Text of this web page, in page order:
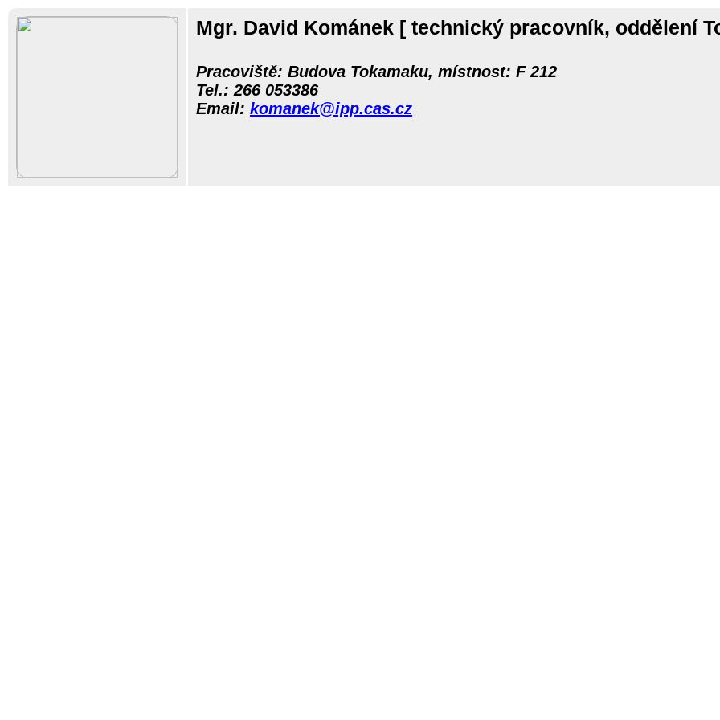
Mgr. David Kománek [ technický pracovník, oddělení
Pracoviště: Budova Tokamaku, místnost: F 212
Tel.: 266 053386
Email: komanek@ipp.cas.cz